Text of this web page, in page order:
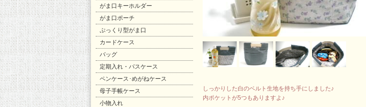
がま口キーホルダー
がま口ポーチ
ぷっくり型がま口
カードケース
バッグ
定期入れ・パスケース
ペンケース･めがねケース
母子手帳ケース
小物入れ
しっかりした白のベルト生地を持ち手にしました♪
内ポケットが5つもありますよ♪